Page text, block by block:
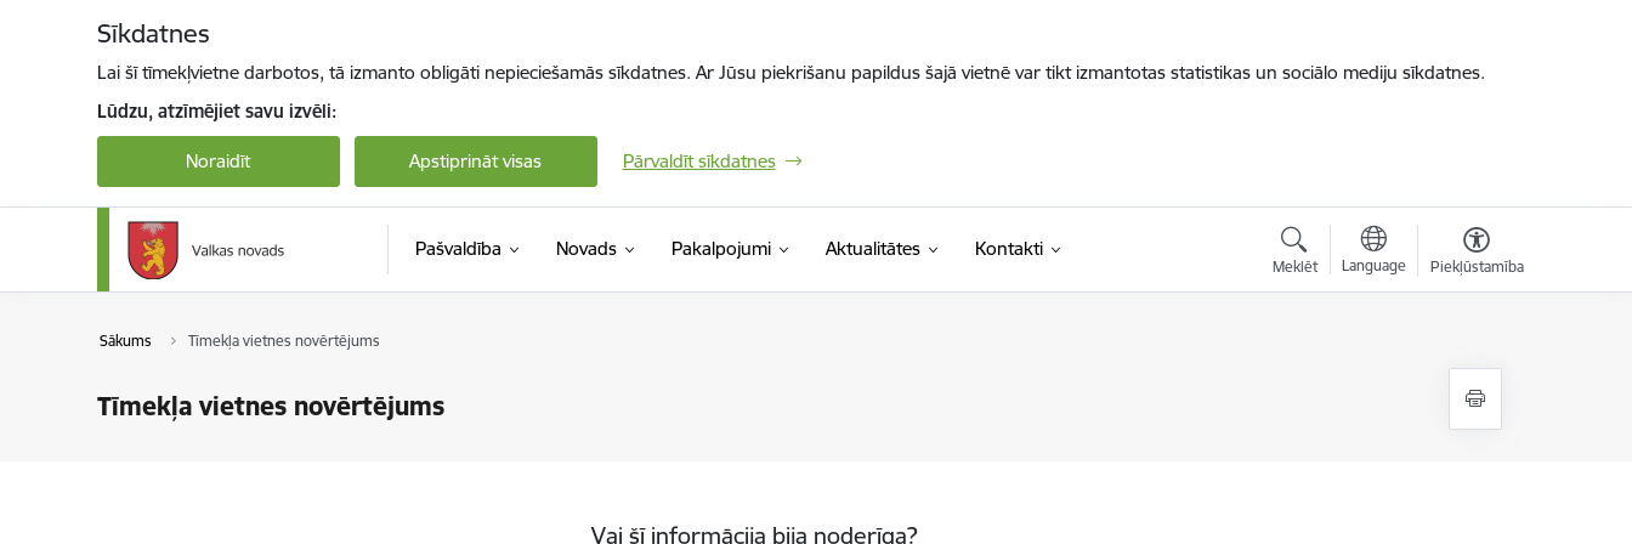
Sīkdatnes
Lai šī tīmekļvietne darbotos, tā izmanto obligāti nepieciešamās sīkdatnes. Ar Jūsu piekrišanu papildus šajā vietnē var tikt izmantotas statistikas un sociālo mediju sīkdatnes.
Lūdzu, atzīmējiet savu izvēli:
Noraidīt Apstiprināt visas Pārvaldīt sīkdatnes
Pašvaldība Novads Pakalpojumi Aktualitātes Kontakti
Meklēt Language Piekļūstamība
Sākums Tīmekļa vietnes novērtējums
Tīmekļa vietnes novērtējums
Vai šī informācija bija noderīga?